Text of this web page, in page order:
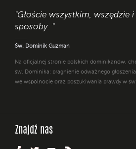
"Głoście wszystkim, wszędzie
sposoby. "
Św. Dominik Guzman
Na oficjalnej stronie polskich dominikanów,
św. Dominika: pragnienie odważnego
we wspólnocie oraz poszukiwania prawdy w
Znajdź nas